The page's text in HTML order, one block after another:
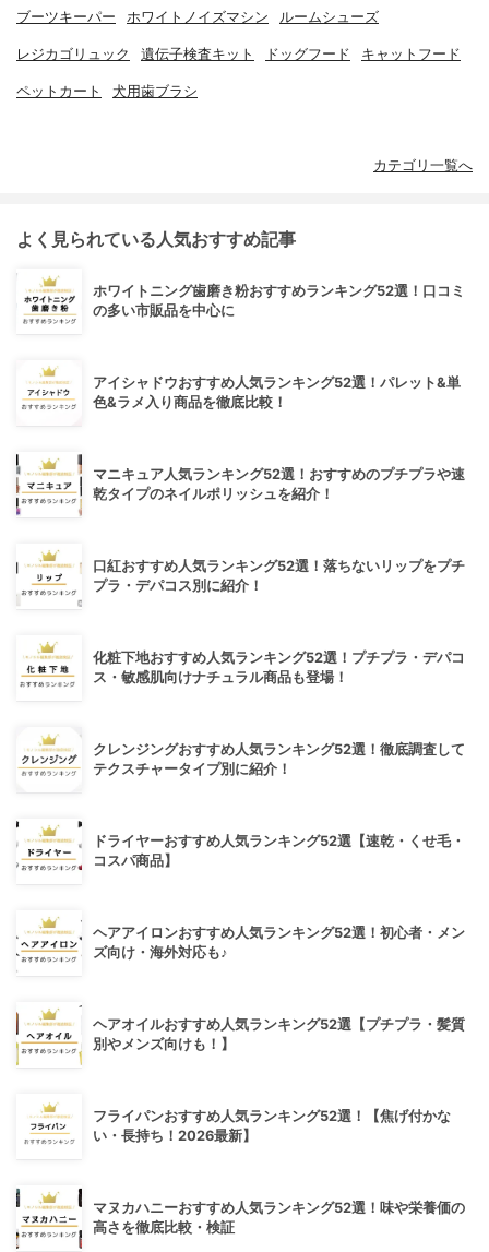
ブーツキーパー ホワイトノイズマシン ルームシューズ
レジカゴリュック 遺伝子検査キット ドッグフード キャットフード
ペットカート 犬用歯ブラシ
カテゴリ一覧へ
よく見られている人気おすすめ記事
ホワイトニング歯磨き粉おすすめランキング52選！口コミ
の多い市販品を中心に
アイシャドウおすすめ人気ランキング52選！パレット&単
色&ラメ入り商品を徹底比較！
マニキュア人気ランキング52選！おすすめのプチプラや速
乾タイプのネイルポリッシュを紹介！
口紅おすすめ人気ランキング52選！落ちないリップをプチ
プラ・デパコス別に紹介！
化粧下地おすすめ人気ランキング52選！プチプラ・デパコ
ス・敏感肌向けナチュラル商品も登場！
クレンジングおすすめ人気ランキング52選！徹底調査して
テクスチャータイプ別に紹介！
ドライヤーおすすめ人気ランキング52選【速乾・くせ毛・
コスパ商品】
ヘアアイロンおすすめ人気ランキング52選！初心者・メン
ズ向け・海外対応も♪
ヘアオイルおすすめ人気ランキング52選【プチプラ・髪質
別やメンズ向けも！】
フライパンおすすめ人気ランキング52選！【焦げ付かな
い・長持ち！2026最新】
マヌカハニーおすすめ人気ランキング52選！味や栄養価の
高さを徹底比較・検証